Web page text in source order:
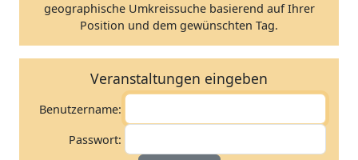
geographische Umkreissuche basierend auf Ihrer
Position und dem gewünschten Tag.
Veranstaltungen eingeben
Benutzername:
Passwort: